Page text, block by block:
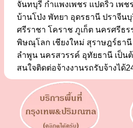
จันทบุรี กำแพงเพชร แปดริ้ว เพ
บ้านโป่ง พัทยา อุดรธานี ปราจีน
ศรีราชา โคราช ภูเก็ต นครศรีธร
พิษณุโลก เชียงใหม่ สุราษฎร์ธานี
ลำพูน นครสวรรค์ อุทัยธานี เป็น
สนใจติดต่อจ้างงานรถรับจ้างได้